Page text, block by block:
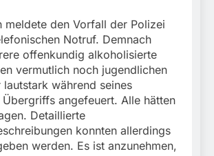
meldete den Vorfall der Polizei
Notruf. Demnach
offenkundig alkoholisierte
vermutlich noch jugendlichen
lautstark während seines
Übergriffs angefeuert. Alle hätten
Detaillierte
konnten allerdings
werden. Es ist anzunehmen,